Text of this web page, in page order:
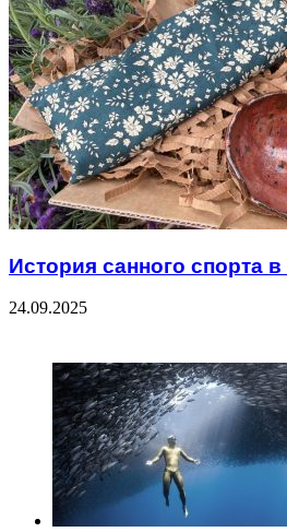
История санного спорта
24.09.2025